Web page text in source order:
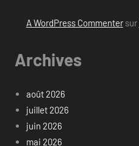
A WordPress Commentersur
Archives
août 2026
juillet 2026
juin 2026
mai 2026